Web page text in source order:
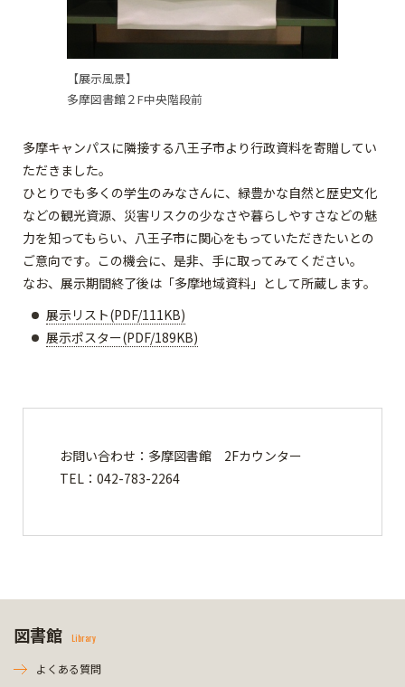
【展示風景】
多摩図書館２F中央階段前
多摩キャンパスに隣接する八王子市より行政資料を寄贈してい
ただきました。
ひとりでも多くの学生のみなさんに、緑豊かな自然と歴史文化
などの観光資源、災害リスクの少なさや暮らしやすさなどの魅
力を知ってもらい、八王子市に関心をもっていただきたいとの
ご意向です。この機会に、是非、手に取ってみてください。
なお、展示期間終了後は「多摩地域資料」として所蔵します。
展示リスト(PDF/111KB)
展示ポスター(PDF/189KB)
お問い合わせ：多摩図書館 2Fカウンター
TEL：042-783-2264
図書館 Library
よくある質問